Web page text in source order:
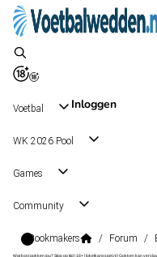
Inloggen
Voetbal
WK 2026 Pool
Games
Community
Bookmakers / Forum /
Wat kost gokken jou? Stop op tijd | 18+ | loketkansspel.nl | Gokken kan